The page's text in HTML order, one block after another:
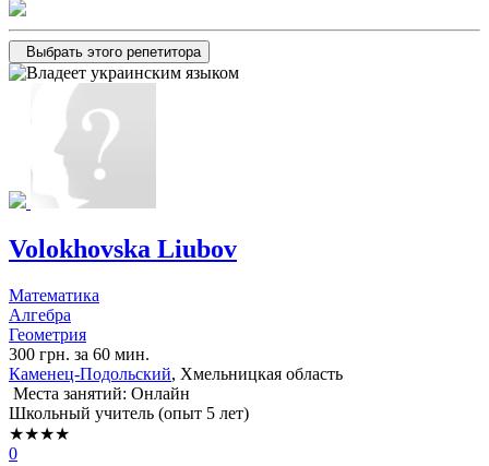
Выбрать этого репетитора
Volokhovska Liubov
Математика
Алгебра
Геометрия
300 грн. за 60 мин.
Каменец-Подольский, Хмельницкая область
Места занятий: Онлайн
Школьный учитель (опыт 5 лет)
★★★★
0